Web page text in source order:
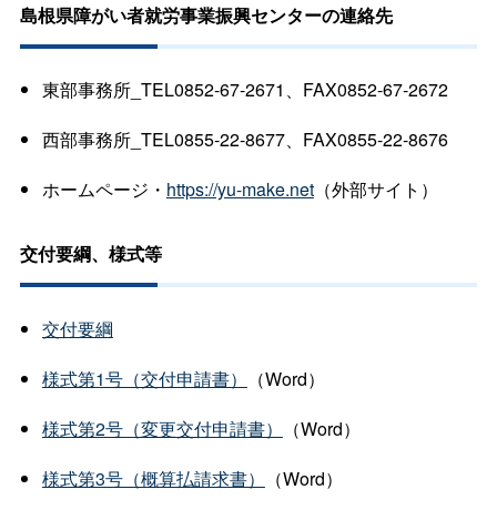
島根県障がい者就労事業振興センターの連絡先
東部事務所_TEL0852-67-2671、FAX0852-67-2672
西部事務所_TEL0855-22-8677、FAX0855-22-8676
ホームページ・ https://yu-make.net（外部サイト）
交付要綱、様式等
交付要綱
様式第1号（交付申請書）
（Word）
様式第2号（変更交付申請書）
（Word）
様式第3号（概算払請求書）
（Word）